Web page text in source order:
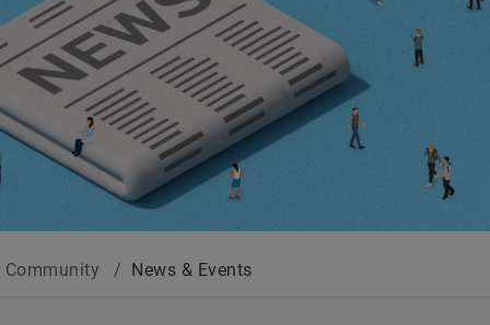
Community / News & Events